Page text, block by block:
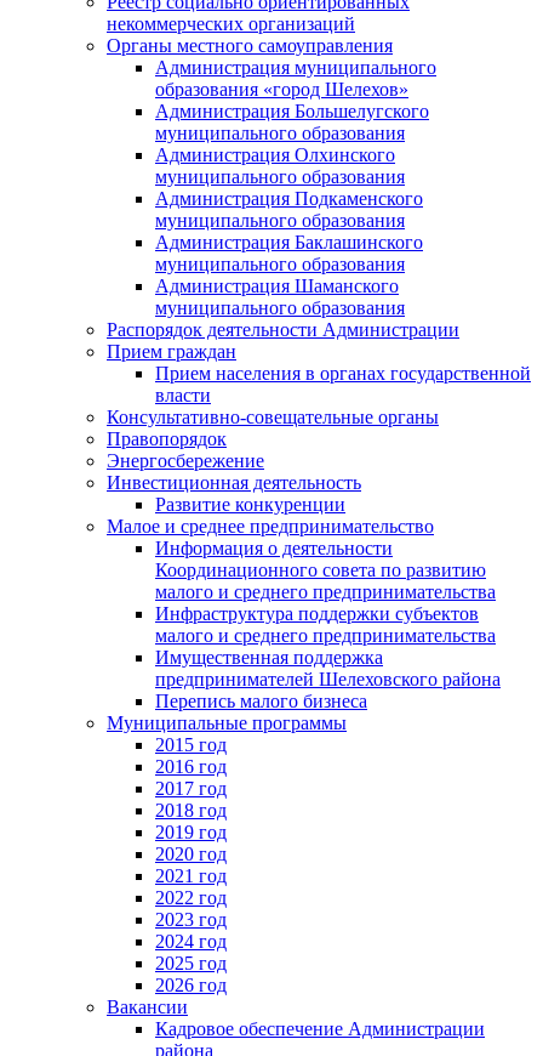
некоммерческих организаций
Органы местного самоуправления
Администрация муниципального
образования «город Шелехов»
Администрация Большелугского
муниципального образования
Администрация Олхинского
муниципального образования
Администрация Подкаменского
муниципального образования
Администрация Баклашинского
муниципального образования
Администрация Шаманского
муниципального образования
Распорядок деятельности Администрации
Прием граждан
Прием населения в органах государственной
власти
Консультативно-совещательные органы
Правопорядок
Энергосбережение
Инвестиционная деятельность
Развитие конкуренции
Малое и среднее предпринимательство
Информация о деятельности
Координационного совета по развитию
малого и среднего предпринимательства
Инфраструктура поддержки субъектов
малого и среднего предпринимательства
Имущественная поддержка
предпринимателей Шелеховского района
Перепись малого бизнеса
Муниципальные программы
2015 год
2016 год
2017 год
2018 год
2019 год
2020 год
2021 год
2022 год
2023 год
2024 год
2025 год
2026 год
Вакансии
Кадровое обеспечение Администрации
района